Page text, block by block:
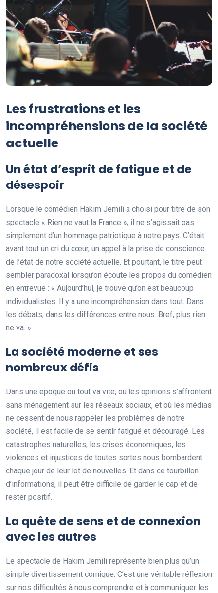
Les frustrations et les
incompréhensions de la société
actuelle
Un état d’esprit de fatigue et de
désespoir
Lorsque le comédien Hakim Jemili a choisi pour titre de son
spectacle « Rien ne vaut la France », il ne s’agissait pas
simplement d’un hommage patriotique à notre pays. C’était
avant tout un cri du cœur, un appel à la prise de conscience
de l’état de notre société actuelle. Et pourtant, le titre peut
sembler paradoxal lorsqu’on écoute les propos du comédien
en entrevue : « Aujourd’hui, je trouve qu’on est beaucoup
individualistes. Il y a une incompréhension dans tout. Dans
les débats, dans les différences entre nous. Bref, plus rien
ne va. »
La société moderne et ses
nombreux défis
Dans une époque où tout va vite, où les opinions s’affrontent
sans ménagement sur les réseaux sociaux, et où les médias
ne cessent de nous rappeler les problèmes de notre
société, il est facile de se sentir fatigué et découragé. Les
catastrophes naturelles, les crises économiques, les
violences et injustices de toutes sortes nous bombardent
chaque jour de leur lot de nouvelles. Et dans ce tourbillon
d’informations, il peut être difficile de garder le cap et de
rester positif.
La quête de sens et de connexion
avec les autres
Le spectacle de Hakim Jemili représente bien plus qu’un
simple divertissement comique. C’est une véritable réflexion
sur nos difficultés à nous comprendre et à communiquer les